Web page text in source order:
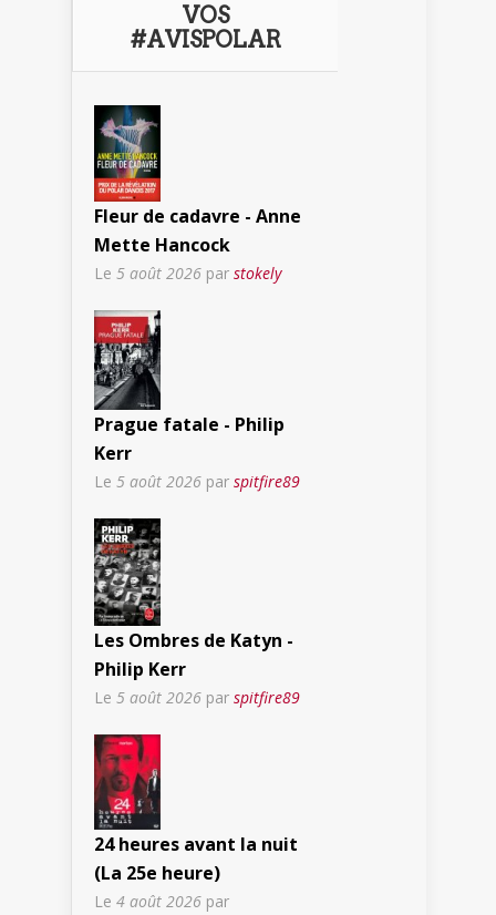
VOS
#AVISPOLAR
Fleur de cadavre - Anne
Mette Hancock
Le 5 août 2026 par stokely
Prague fatale - Philip
Kerr
Le 5 août 2026 par spitfire89
Les Ombres de Katyn -
Philip Kerr
Le 5 août 2026 par spitfire89
24 heures avant la nuit
(La 25e heure)
Le 4 août 2026 par